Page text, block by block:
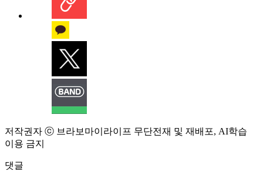
저작권자 ⓒ 브라보마이라이프 무단전재 및 재배포, AI학습
이용 금지
댓글